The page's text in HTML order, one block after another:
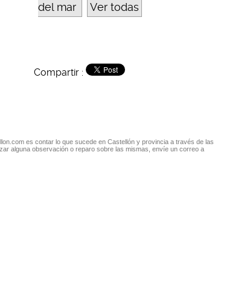
del mar Ver todas
Compartir :
es contar lo que sucede en Castellón y provincia a través de las
alguna observación o reparo sobre las mismas, envíe un correo a